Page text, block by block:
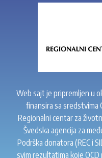
Web sajt je pripremljen u
finansira sa sredstvima
Regionalni centar za
Švedska agencija za
Podrška donatora (REC i
svim rezultatima koje